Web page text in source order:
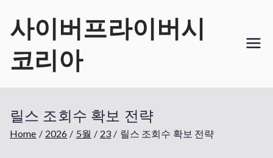
content
사이버프라이버시
코리아
릴스 조회수 확보 전략
Home 2026 5월 23 릴스 조회수 확보 전략